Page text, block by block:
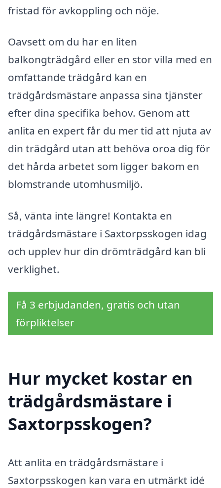
fristad för avkoppling och nöje.
Oavsett om du har en liten
balkongträdgård eller en stor villa med en
omfattande trädgård kan en
trädgårdsmästare anpassa sina tjänster
efter dina specifika behov. Genom att
anlita en expert får du mer tid att njuta av
din trädgård utan att behöva oroa dig för
det hårda arbetet som ligger bakom en
blomstrande utomhusmiljö.
Så, vänta inte längre! Kontakta en
trädgårdsmästare i Saxtorpsskogen idag
och upplev hur din drömträdgård kan bli
verklighet.
Få 3 erbjudanden, gratis och utan
förpliktelser
Hur mycket kostar en
trädgårdsmästare i
Saxtorpsskogen?
Att anlita en trädgårdsmästare i
Saxtorpsskogen kan vara en utmärkt idé